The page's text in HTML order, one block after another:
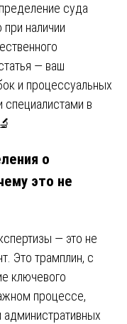
суда
наличии
— ваш
и процессуальных
в
о
это не
— это не
Это трамплин, с
ключевого
процессе,